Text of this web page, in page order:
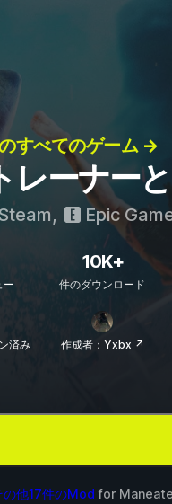
すべてのゲーム →
レーナー
, Epic
ー
10K+
件のダウンロード
済み 作成者：Yxbx ↗
の他17件のMod for